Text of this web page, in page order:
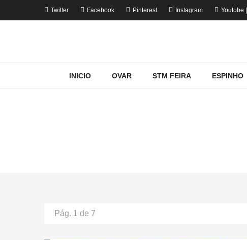
Twitter Facebook Pinterest Instagram Youtube
INICIO OVAR STM FEIRA ESPINHO
Pág. 1 de 7